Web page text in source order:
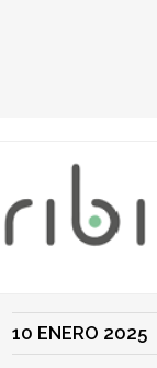
10 ENERO 2025